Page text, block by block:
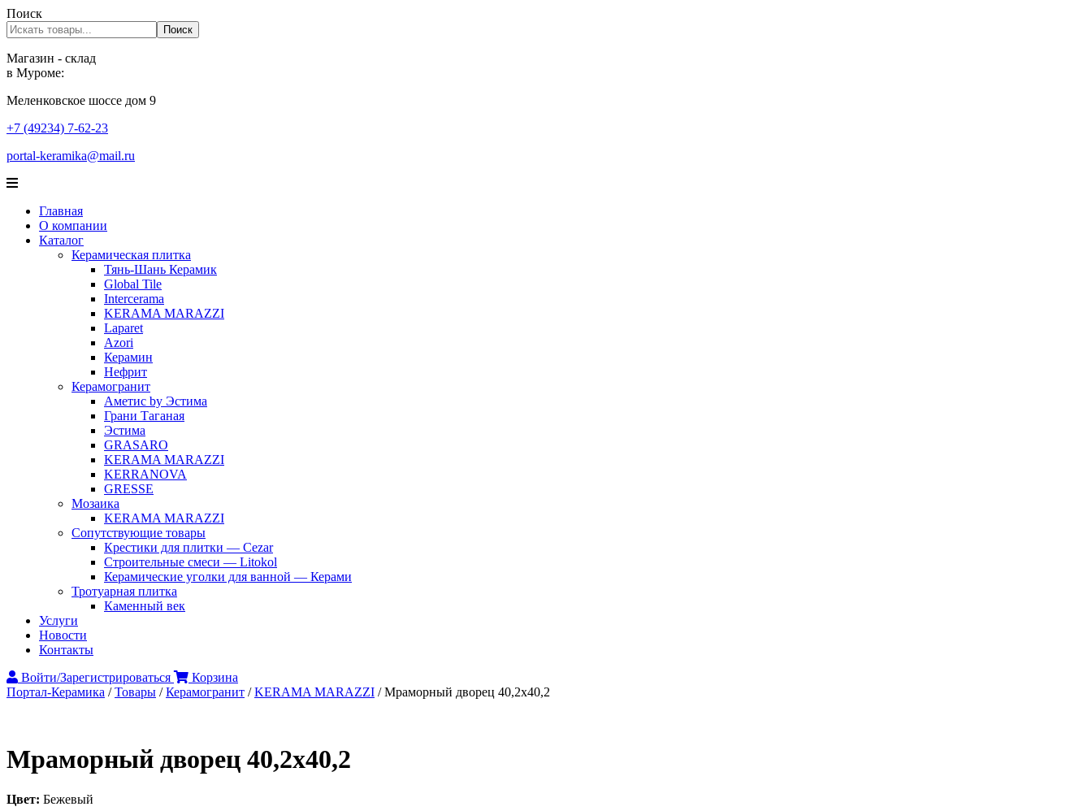
Поиск
Поиск
Магазин - склад
в Муроме:
Меленковское шоссе дом 9
+7 (49234) 7-62-23
portal-keramika@mail.ru
Главная
О компании
Каталог
Керамическая плитка
Тянь-Шань Керамик
Global Tile
Intercerama
KERAMA MARAZZI
Laparet
Аzori
Керамин
Нефрит
Керамогранит
Аметис by Эстима
Грани Таганая
Эстима
GRASARO
KERAMA MARAZZI
KERRANOVA
GRESSE
Мозаика
KERAMA MARAZZI
Сопутствующие товары
Крестики для плитки — Cezar
Строительные смеси — Litokol
Керамические уголки для ванной — Керами
Тротуарная плитка
Каменный век
Услуги
Новости
Контакты
Войти/Зарегистрироваться
Корзина
Портал-Керамика /Товары /Керамогранит /KERAMA MARAZZI /Мраморный дворец 40,2х40,2
Мраморный дворец 40,2х40,2
Цвет: Бежевый